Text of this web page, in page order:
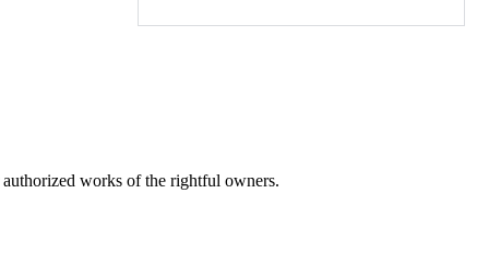
works of the rightful owners.